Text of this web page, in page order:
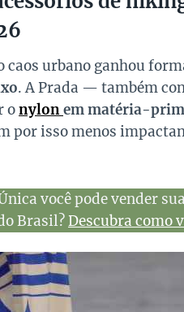
caos urbano ganhou
. A Prada — também
onylonem matéria-
por isso menos
você pode vender
Brasil?Descubra como